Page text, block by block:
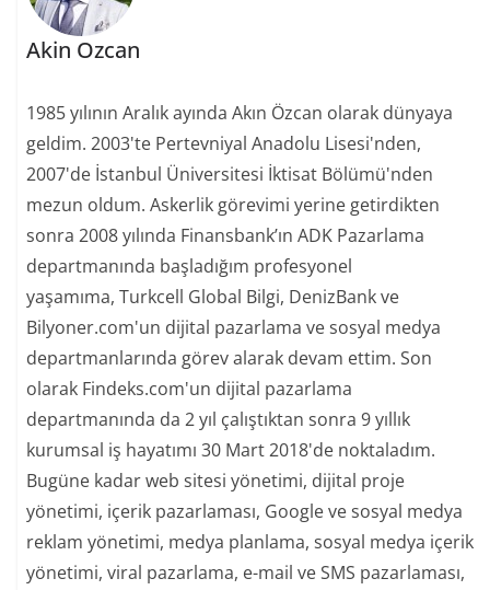
Akin Ozcan
1985 yılının Aralık ayında Akın Özcan olarak dünyaya
geldim. 2003'te Pertevniyal Anadolu Lisesi'nden,
2007'de İstanbul Üniversitesi İktisat Bölümü'nden
mezun oldum. Askerlik görevimi yerine getirdikten
sonra 2008 yılında Finansbank’ın ADK Pazarlama
departmanında başladığım profesyonel
yaşamıma, Turkcell Global Bilgi, DenizBank ve
Bilyoner.com'un dijital pazarlama ve sosyal medya
departmanlarında görev alarak devam ettim. Son
olarak Findeks.com'un dijital pazarlama
departmanında da 2 yıl çalıştıktan sonra 9 yıllık
kurumsal iş hayatımı 30 Mart 2018'de noktaladım.
Bugüne kadar web sitesi yönetimi, dijital proje
yönetimi, içerik pazarlaması, Google ve sosyal medya
reklam yönetimi, medya planlama, sosyal medya içerik
yönetimi, viral pazarlama, e-mail ve SMS pazarlaması,